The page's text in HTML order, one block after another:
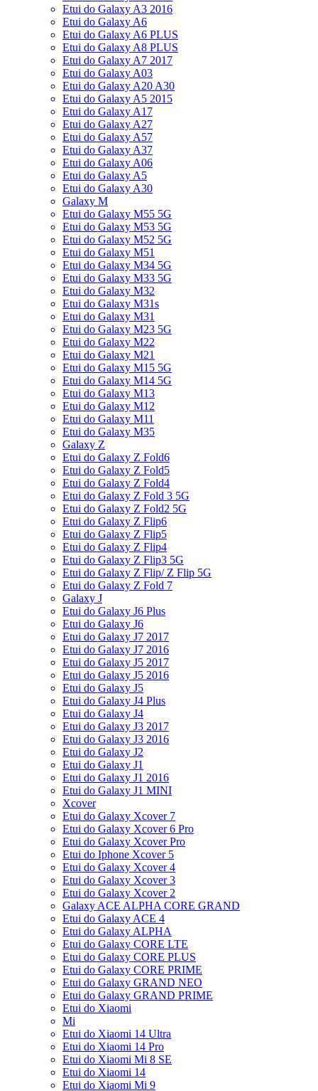
Etui do Galaxy A3 2016
Etui do Galaxy A6
Etui do Galaxy A6 PLUS
Etui do Galaxy A8 PLUS
Etui do Galaxy A7 2017
Etui do Galaxy A03
Etui do Galaxy A20 A30
Etui do Galaxy A5 2015
Etui do Galaxy A17
Etui do Galaxy A27
Etui do Galaxy A57
Etui do Galaxy A37
Etui do Galaxy A06
Etui do Galaxy A5
Etui do Galaxy A30
Galaxy M
Etui do Galaxy M55 5G
Etui do Galaxy M53 5G
Etui do Galaxy M52 5G
Etui do Galaxy M51
Etui do Galaxy M34 5G
Etui do Galaxy M33 5G
Etui do Galaxy M32
Etui do Galaxy M31s
Etui do Galaxy M31
Etui do Galaxy M23 5G
Etui do Galaxy M22
Etui do Galaxy M21
Etui do Galaxy M15 5G
Etui do Galaxy M14 5G
Etui do Galaxy M13
Etui do Galaxy M12
Etui do Galaxy M11
Etui do Galaxy M35
Galaxy Z
Etui do Galaxy Z Fold6
Etui do Galaxy Z Fold5
Etui do Galaxy Z Fold4
Etui do Galaxy Z Fold 3 5G
Etui do Galaxy Z Fold2 5G
Etui do Galaxy Z Flip6
Etui do Galaxy Z Flip5
Etui do Galaxy Z Flip4
Etui do Galaxy Z Flip3 5G
Etui do Galaxy Z Flip/ Z Flip 5G
Etui do Galaxy Z Fold 7
Galaxy J
Etui do Galaxy J6 Plus
Etui do Galaxy J6
Etui do Galaxy J7 2017
Etui do Galaxy J7 2016
Etui do Galaxy J5 2017
Etui do Galaxy J5 2016
Etui do Galaxy J5
Etui do Galaxy J4 Plus
Etui do Galaxy J4
Etui do Galaxy J3 2017
Etui do Galaxy J3 2016
Etui do Galaxy J2
Etui do Galaxy J1
Etui do Galaxy J1 2016
Etui do Galaxy J1 MINI
Xcover
Etui do Galaxy Xcover 7
Etui do Galaxy Xcover 6 Pro
Etui do Galaxy Xcover Pro
Etui do Iphone Xcover 5
Etui do Galaxy Xcover 4
Etui do Galaxy Xcover 3
Etui do Galaxy Xcover 2
Galaxy ACE ALPHA CORE GRAND
Etui do Galaxy ACE 4
Etui do Galaxy ALPHA
Etui do Galaxy CORE LTE
Etui do Galaxy CORE PLUS
Etui do Galaxy CORE PRIME
Etui do Galaxy GRAND NEO
Etui do Galaxy GRAND PRIME
Etui do Xiaomi
Mi
Etui do Xiaomi 14 Ultra
Etui do Xiaomi 14 Pro
Etui do Xiaomi Mi 8 SE
Etui do Xiaomi 14
Etui do Xiaomi Mi 9